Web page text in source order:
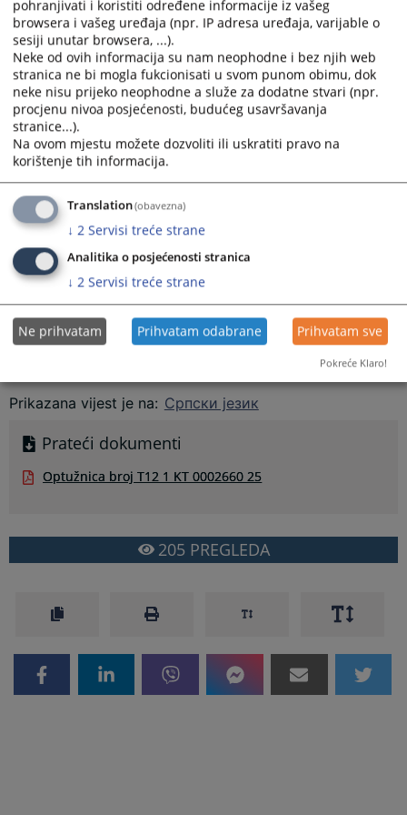
krivičnog djela Napad na sudiju ili javnog tužioca.
Prema navodima optužnice, Nemanja Došlić je dana
23.08.2025. godine oko 14.15 časova, na području opštine
Kozarska Dubica, oštećenom S.T, sudiji Vrhovnog suda
Republike Srpske, koji je postupao kao član vijeća istog suda u
postupku po reviziji vođenom radi utvrđenja i podjele bračne
tekovine između njegovih roditelja, nezadovoljan ishodom
navedenog postupka, uputio ozbiljnu prijetnju da će napasti
sudiju u vezi sa vršenjem sudijske funkcije u navedenom
predmetu na način što je sa svog pretplatničkog broja putem
aplikacije Viber poslao tekstualnu poruku prijetećeg sadržaja
oštećenom, a koja prijetnja je kod oštećenog izazvala osjećaj
straha i ugroženosti za svoju bezbjednost i bezbjednost svoje
porodice.
narušava princip presumpcije nevinosti. Svako se smatra
nevinim dok se pravosnažnom presudom ne utvrdi njegova
Prikazana vijest je na: Српски језик
Prateći dokumenti
Optužnica broj T12 1 KT 0002660 25
205 PREGLEDA
pohranjivati i koristiti određene informacije iz vašeg
browsera i vašeg uređaja (npr. IP adresa uređaja, varijable o
sesiji unutar browsera, ...).
Neke od ovih informacija su nam neophodne i bez njih web
stranica ne bi mogla fukcionisati u svom punom obimu, dok
neke nisu prijeko neophodne a služe za dodatne stvari (npr.
procjenu nivoa posjećenosti, budućeg usavršavanja
stranice...).
Na ovom mjestu možete dozvoliti ili uskratiti pravo na
korištenje tih informacija.
Translation(obavezna)
↓ 2 Servisi treće strane
Analitika o posjećenosti stranica
↓ 2 Servisi treće strane
Ne prihvatam Prihvatam odabrane Prihvatam sve
Pokreće Klaro!